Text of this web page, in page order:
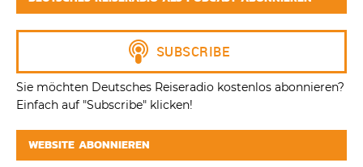
Sie möchten Deutsches Reiseradio kostenlos abonnieren?
Einfach auf "Subscribe" klicken!
WEBSITE ABONNIEREN